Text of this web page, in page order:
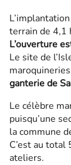
terrain de 4,1
L’ouverture
Le site de
ganterie de
Le célèbre
puisqu’une
la commune
C’est au
ateliers.